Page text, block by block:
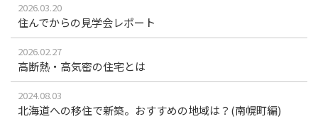
2026.03.20
住んでからの見学会レポート
2026.02.27
高断熱・高気密の住宅とは
2024.08.03
北海道への移住で新築。おすすめの地域は？(南幌町編)